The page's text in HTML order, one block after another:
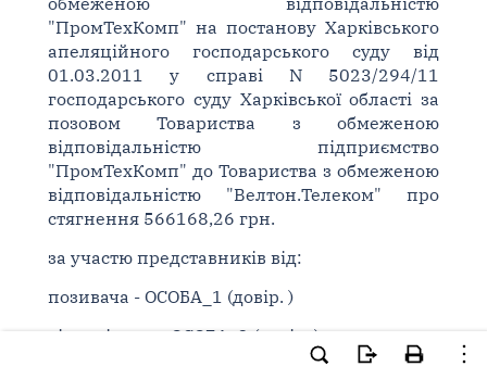
"ПромТехКомп" на постанову Харківського
апеляційного господарського суду від
01.03.2011 у справі N 5023/294/11
господарського суду Харківської області за
позовом Товариства з обмеженою
відповідальністю підприємство
"ПромТехКомп" до Товариства з обмеженою
відповідальністю "Велтон.Телеком" про
стягнення 566168,26 грн.
за участю представників від:
позивача - ОСОБА_1 (довір. )
відповідача - ОСОБА_2 (довір. )